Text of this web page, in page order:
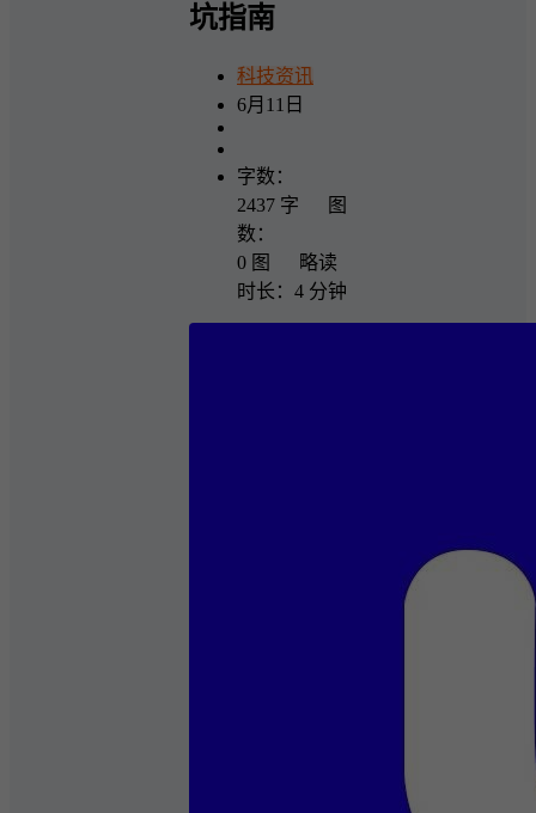
坑指南
科技资讯
6月11日
字数：
2437 字 图
数：
0 图 略读
时长：4 分钟